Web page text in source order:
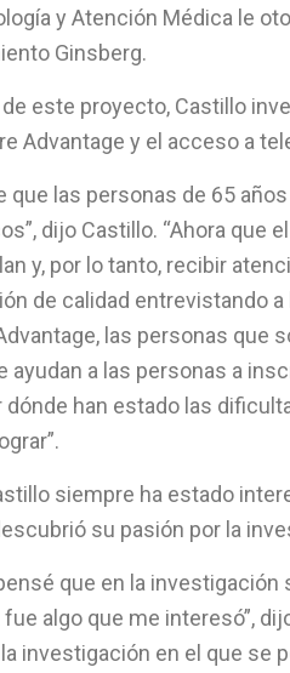
y Atención Médica le
Ginsberg.
este proyecto, Castillo
Advantage y el acceso a
que las personas de 65
dijo Castillo. “Ahora que
y, por lo tanto, recibir
de calidad entrevistando
las personas que
ayudan a las personas a
dónde han estado las
siempre ha estado
su pasión por la
que en la investigación
algo que me interesó”,
investigación en el que se